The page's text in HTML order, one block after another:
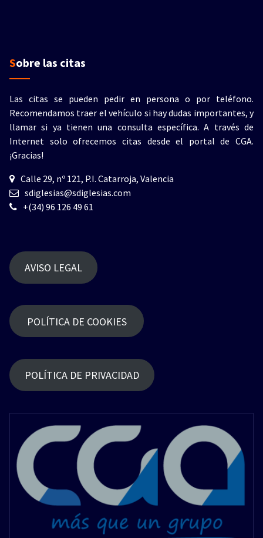
Sobre las citas
Las citas se pueden pedir en persona o por teléfono.
Recomendamos traer el vehículo si hay dudas importantes, y
llamar si ya tienen una consulta específica. A través de
Internet solo ofrecemos citas desde el portal de CGA.
¡Gracias!
Calle 29, nº 121, P.I. Catarroja, Valencia
sdiglesias@sdiglesias.com
+(34) 96 126 49 61
AVISO LEGAL
POLÍTICA DE COOKIES
POLÍTICA DE PRIVACIDAD